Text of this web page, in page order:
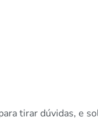
tirar dúvidas, e